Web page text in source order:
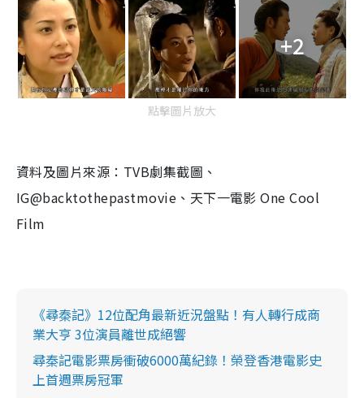
+2
點擊圖片放大
​資料及圖片來源：TVB劇集截圖、
IG@backtothepastmovie、天下一電影 One Cool
Film
《尋秦記》12位配角最新近況盤點！有人轉行成商
業大亨 3位演員離世成絕響
尋秦記電影票房衝破6000萬紀錄！榮登香港電影史
上首週票房冠軍